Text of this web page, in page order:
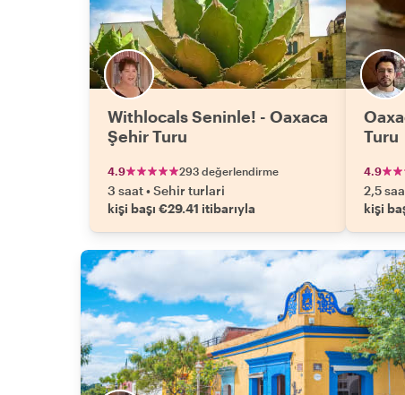
Withlocals Seninle! - Oaxaca
Şehir Turu
4.9 293 değerlendirme
3 saat•Sehir turlari
kişi başı €29.41 itibarıyla
Turu
4.9
2,5
kişi